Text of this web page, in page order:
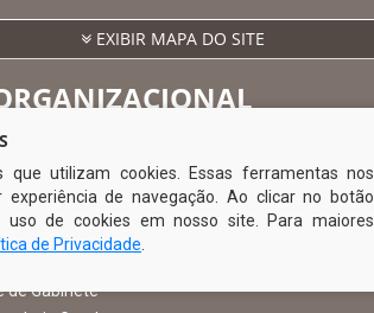
EXIBIR MAPA DO SITE
Municipal
de Gabinete
que utilizam cookies. Essas ferramentas nos
de navegação. Ao clicar no botão
uso de cookies em nosso site. Para maiores
de Privacidade